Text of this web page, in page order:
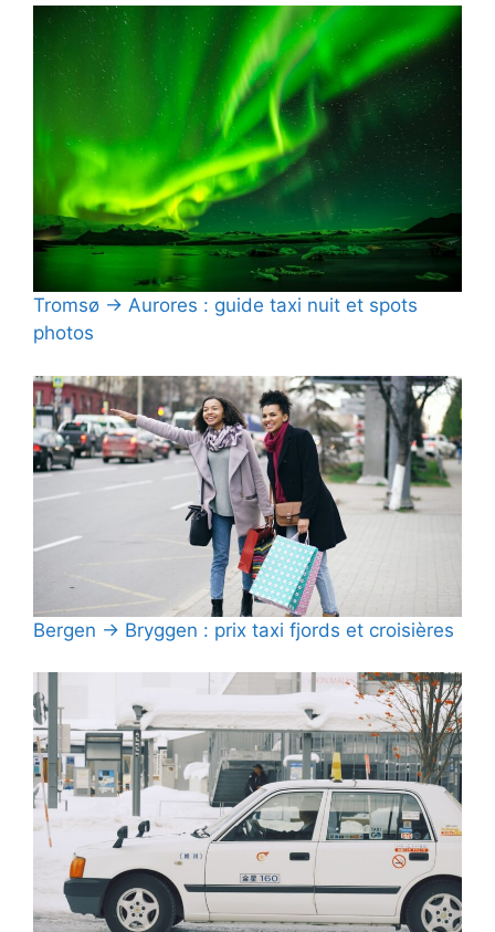
Tromsø → Aurores : guide taxi nuit et spots
photos
Bergen → Bryggen : prix taxi fjords et croisières